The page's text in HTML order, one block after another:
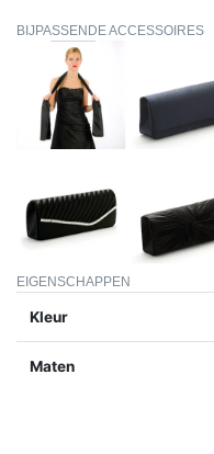
BIJPASSENDE ACCESSOIRES
EIGENSCHAPPEN
Kleur
Maten